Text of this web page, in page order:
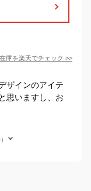
庫を楽天でチェック >>
ザインのアイテ
思いますし、お